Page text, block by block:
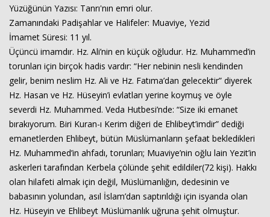
Yüzüğünün Yazısı: Tanrı'nın emri olur.
Zamanındaki Padişahlar ve Halifeler: Muaviye, Yezid
İmamet Süresi: 11 yıl.
Üçüncü imamdır. Hz. Ali’nin en küçük oğludur. Hz. Muhammed’in
torunları için birçok hadis vardır: “Her nebinin nesli kendinden
gelir, benim neslim Hz. Ali ve Hz. Fatıma’dan gelecektir” diyerek
Hz. Hasan ve Hz. Hüseyin’i evlatları yerine koymuş ve öyle
severdi Hz. Muhammed. Veda Hutbesi’nde: “Size iki emanet
bırakıyorum. Biri Kuran-ı Kerim diğeri de Ehlibeyt’imdir” dediği
emanetlerden Ehlibeyt, bütün Müslümanların şefaat bekledikleri
Hz. Muhammed’in ahfadı, torunları; Muaviye’nin oğlu lain Yezit’in
askerleri tarafından Kerbela çölünde şehit edildiler(72 kişi). Hakkı
olan hilafeti almak için değil, Müslümanlığın, dedesinin ve
babasının yolundan, asıl İslam’dan saptırıldığı için isyanda olan
Hz. Hüseyin ve Ehlibeyt Müslümanlık uğruna şehit olmuştur.